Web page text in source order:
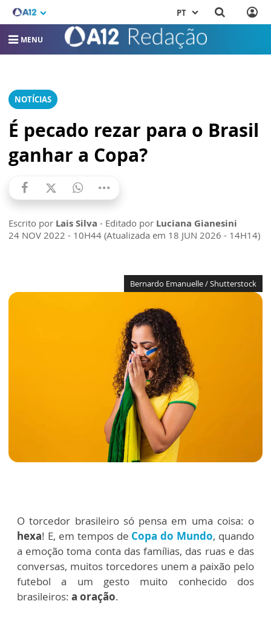
PT
MENU
NOTÍCIAS
É pecado rezar para o Brasil
ganhar a Copa?
Escrito por Lais Silva - Editado por Luciana Gianesini
24 NOV 2022 - 10H44 (Atualizada em 18 JUN 2026 - 14H14)
Bernardo Emanuelle / Shutterstock
O torcedor brasileiro só pensa em uma coisa: o
hexa! E, em tempos de Copa do Mundo, quando
a emoção toma conta das famílias, das ruas e das
conversas, muitos torcedores unem a paixão pelo
futebol a um gesto muito conhecido dos
brasileiros: a oração.